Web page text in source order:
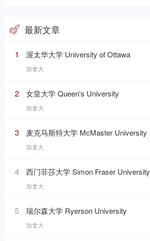
最新文章
1 渥太华大学 University of Ottawa
加拿大
2 女皇大学 Queen's University
加拿大
3 麦克马斯特大学 McMaster University
加拿大
4 西门菲莎大学 Simon Fraser University
加拿大
5 瑞尔森大学 Ryerson University
加拿大